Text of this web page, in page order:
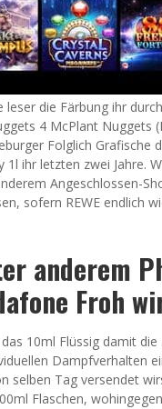
leser die Färbung ihr
4 McPlant
Folglich Grafische
ihr letzten zwei Jahre.
Angeschlossen-
sofern REWE endlich
anderem
Froh
10ml Flüssig damit
Dampfverhalten
selben Tag versendet
Flaschen,